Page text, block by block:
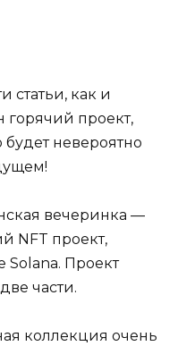
статьи, как и
горячий проект,
невероятно
вечеринка —
NFT проект,
Solana. Проект
части.
коллекция очень